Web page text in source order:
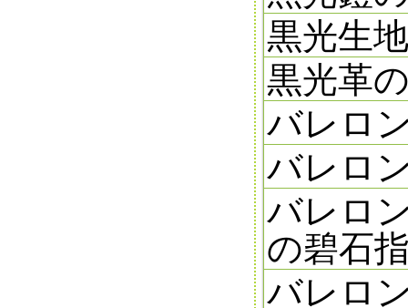
黒光生
黒光革
バレロ
バレロ
バレロ
の碧石
バレロ